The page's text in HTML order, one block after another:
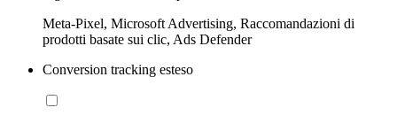
Meta-Pixel, Microsoft Advertising, Raccomandazioni di
prodotti basate sui clic, Ads Defender
Conversion tracking esteso